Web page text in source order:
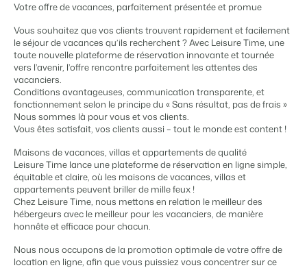
Gestion des canaux de distribution
Diffusez votre inventaire sur plusieurs canaux.
App Store
Intégrez vos applications et outils préférés.
Gestion des propriétaires
Offrez la transparence que les propriétaires méritent.
Passez à l'action
Prêt à adopter la croissance ?
BEX CMS
Site web
Organismes de location de vacances
Chaînes hôtelières et marques indépendantes multiples.
Promoteurs immobiliers touristiques
Développement de projets immobiliers.
Hôtels
Chambres d'hôtel, appartements, chambres d'hôtes et pensions.
Services de conciergerie et gestion locative
Gestion de location de vacances et concierges
Témoignages de nos clients.
Entrez en contact avec nous
Customer Success
Obtenez des réponses à vos questions.
Passez à l'action
Prêt à adopter la croissance ?
Développeurs
Construisez votre solution avec notre API ouverte.
Partenaires
Rejoignez-nous dans notre aventure pour transformer l'industrie
FR
Gestion du contenu
Gestion des installations
Automatisez et simplifiez vos processus
Gestion des revenus
Optimisez vos tarifs et votre taux d'occupation
Conformité
Des applications pour rester conforme aux réglementations en
vigueur
Gardez vos comptes à jour
Systèmes POS
Connectez vos points de vente à votre PMS
Communications
Prenez le contrôle de la communication client
Systèmes énergétiques
Mesurez votre consommation grâce à des compteurs connectés
Votre offre de vacances, parfaitement présentée et promue
Vous souhaitez que vos clients trouvent rapidement et facilement
le séjour de vacances qu’ils recherchent ? Avec Leisure Time, une
toute nouvelle plateforme de réservation innovante et tournée
vers l’avenir, l’offre rencontre parfaitement les attentes des
vacanciers.
Conditions avantageuses, communication transparente, et
fonctionnement selon le principe du « Sans résultat, pas de frais »
Nous sommes là pour vous et vos clients.
Vous êtes satisfait, vos clients aussi – tout le monde est content !
Maisons de vacances, villas et appartements de qualité
Leisure Time lance une plateforme de réservation en ligne simple,
équitable et claire, où les maisons de vacances, villas et
appartements peuvent briller de mille feux !
Chez Leisure Time, nous mettons en relation le meilleur des
hébergeurs avec le meilleur pour les vacanciers, de manière
honnête et efficace pour chacun.
Nous nous occupons de la promotion optimale de votre offre de
location en ligne, afin que vous puissiez vous concentrer sur ce